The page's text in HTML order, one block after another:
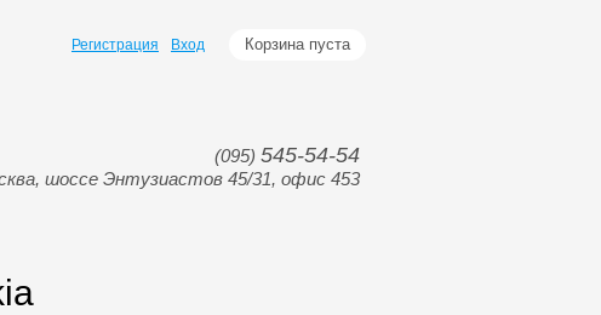
Корзина пуста
Регистрация Вход
(095) 545-54-54
шоссе Энтузиастов 45/31, офис 453